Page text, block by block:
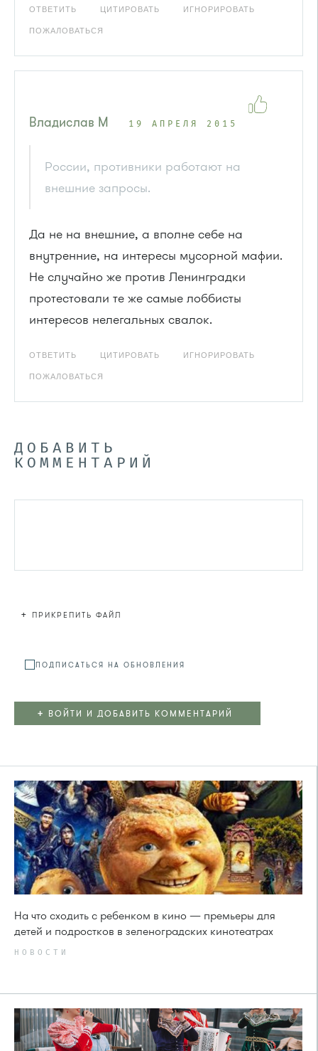
ОТВЕТИТЬ ЦИТИРОВАТЬ ИГНОРИРОВАТЬ
ПОЖАЛОВАТЬСЯ
Владислав М 19 АПРЕЛЯ 2015
России, противники работают на
внешние запросы.
Да не на внешние, а вполне себе на
внутренние, на интересы мусорной мафии.
Не случайно же против Ленинградки
протестовали те же самые лоббисты
интересов нелегальных свалок.
ОТВЕТИТЬ ЦИТИРОВАТЬ ИГНОРИРОВАТЬ
ПОЖАЛОВАТЬСЯ
ДОБАВИТЬ
КОММЕНТАРИЙ
+ ПРИКРЕПИТЬ ФАЙЛ
ПОДПИСАТЬСЯ НА ОБНОВЛЕНИЯ
+ ВОЙТИ И ДОБАВИТЬ КОММЕНТАРИЙ
На что сходить с ребенком в кино — премьеры для
детей и подростков в зеленоградских кинотеатрах
НОВОСТИ